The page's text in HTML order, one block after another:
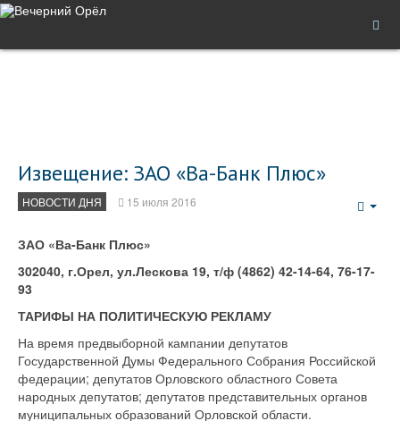
Извещение: ЗАО «Ва-Банк Плюс»
НОВОСТИ ДНЯ 15 июля 2016
ЗАО «Ва-Банк Плюс»
302040, г.Орел, ул.Лескова 19, т/ф (4862) 42-14-64, 76-17-
93
ТАРИФЫ НА ПОЛИТИЧЕСКУЮ РЕКЛАМУ
На время предвыборной кампании депутатов
Государственной Думы Федерального Собрания Российской
федерации; депутатов Орловского областного Совета
народных депутатов; депутатов представительных органов
муниципальных образований Орловской области.